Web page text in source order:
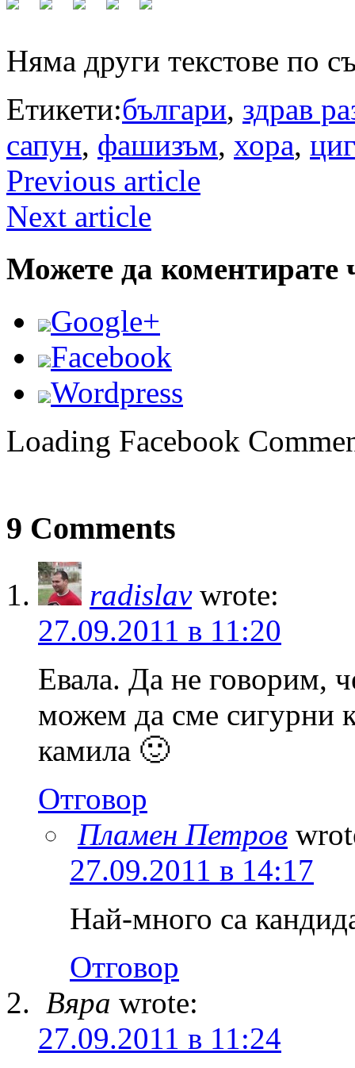
Няма други текстове по
Етикети:българи, здрав
сапун, фашизъм, хора,
Previous article
Next article
Можете да коментирате
Google+
Facebook
Wordpress
Loading Facebook
9 Comments
radislav wrote:
27.09.2011 в 11:20
Евала. Да не говорим,
можем да сме сигурни
камила 🙂
Отговор
Пламен Петров
27.09.2011 в 14:17
Най-много са
Отговор
Вяра wrote:
27.09.2011 в 11:24